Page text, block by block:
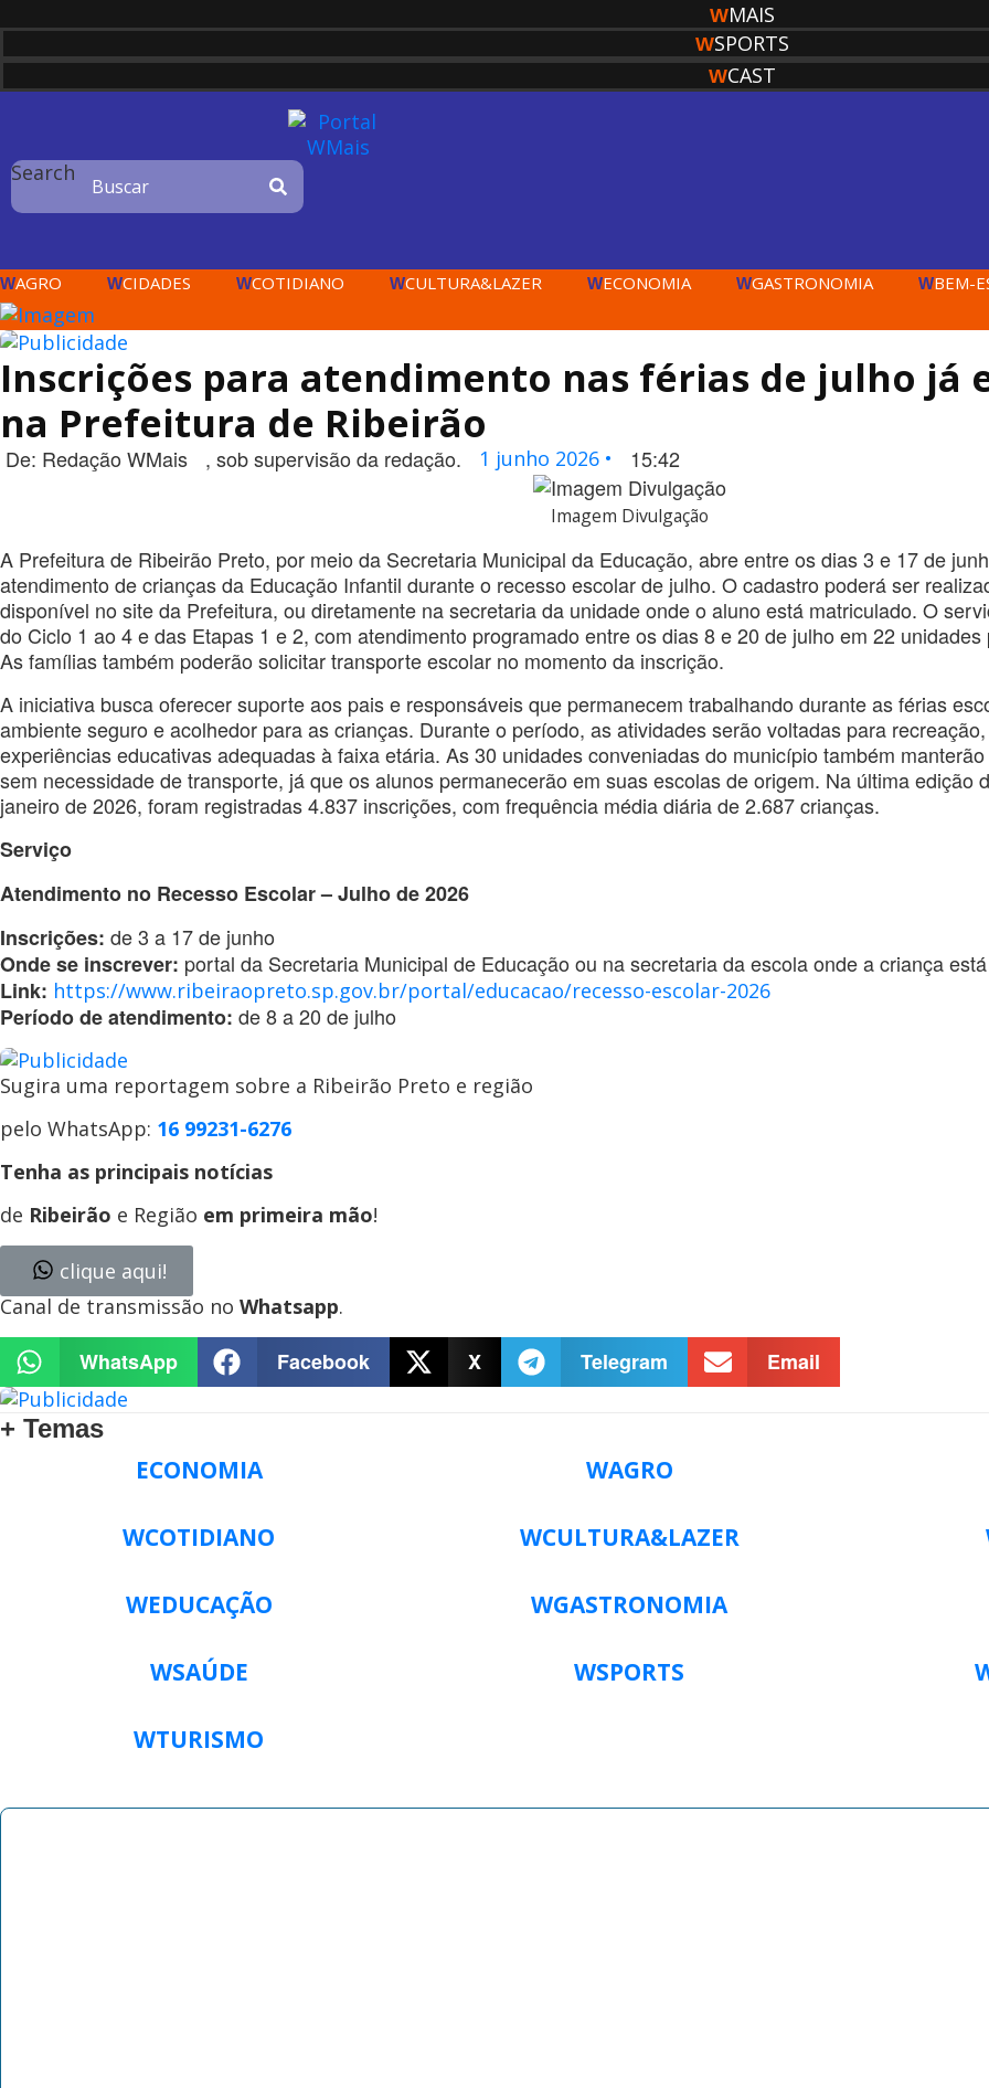
WMAIS
WSPORTS
WCAST
Search
WAGRO WCIDADES WCOTIDIANO WCULTURA&LAZER WECONOMIA WGASTRONOMIA WBEM-
Inscrições para atendimento nas férias de julho já
na Prefeitura de Ribeirão
De: Redação WMais , sob supervisão da redação. 1 junho 2026 • 15:42
Imagem Divulgação
A Prefeitura de Ribeirão Preto, por meio da Secretaria Municipal da Educação, abre entre os dias 3 e 17 de
atendimento de crianças da Educação Infantil durante o recesso escolar de julho. O cadastro poderá ser
disponível no site da Prefeitura, ou diretamente na secretaria da unidade onde o aluno está matriculado. O
do Ciclo 1 ao 4 e das Etapas 1 e 2, com atendimento programado entre os dias 8 e 20 de julho em 22
As famílias também poderão solicitar transporte escolar no momento da inscrição.
A iniciativa busca oferecer suporte aos pais e responsáveis que permanecem trabalhando durante as férias
ambiente seguro e acolhedor para as crianças. Durante o período, as atividades serão voltadas para
experiências educativas adequadas à faixa etária. As 30 unidades conveniadas do município também
sem necessidade de transporte, já que os alunos permanecerão em suas escolas de origem. Na última edição
janeiro de 2026, foram registradas 4.837 inscrições, com frequência média diária de 2.687 crianças.
Serviço
Atendimento no Recesso Escolar – Julho de 2026
Inscrições: de 3 a 17 de junho
Onde se inscrever: portal da Secretaria Municipal de Educação ou na secretaria da escola onde a criança
Link: https://www.ribeiraopreto.sp.gov.br/portal/educacao/recesso-escolar-2026
Período de atendimento: de 8 a 20 de julho
Sugira uma reportagem sobre a Ribeirão Preto e região
pelo WhatsApp: 16 99231-6276
Tenha as principais notícias
de Ribeirão e Região em primeira mão!
clique aqui!
Canal de transmissão no Whatsapp.
WhatsApp Facebook X Telegram Email
+ Temas
ECONOMIA WAGRO
WCOTIDIANO WCULTURA&LAZER
WEDUCAÇÃO WGASTRONOMIA
WSAÚDE WSPORTS
WTURISMO